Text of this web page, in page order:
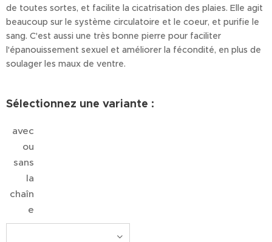
de toutes sortes, et facilite la cicatrisation des plaies. Elle agit
beaucoup sur le système circulatoire et le coeur, et purifie le
sang. C'est aussi une très bonne pierre pour faciliter
l'épanouissement sexuel et améliorer la fécondité, en plus de
soulager les maux de ventre.
Sélectionnez une variante :
avec
ou
sans
la
chaîn
e